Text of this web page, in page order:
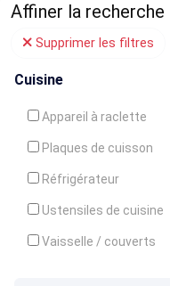
Affiner la recherche
Supprimer les filtres
Cuisine
Appareil à raclette
Plaques de cuisson
Réfrigérateur
Ustensiles de cuisine
Vaisselle / couverts